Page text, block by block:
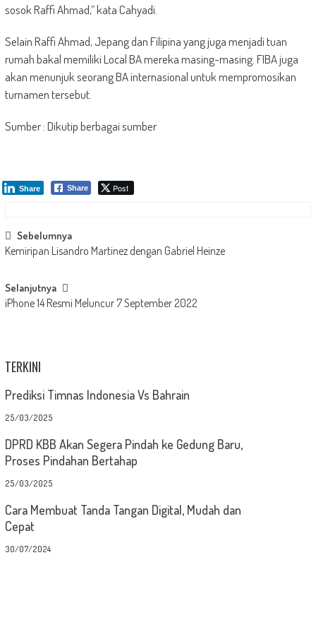
sosok Raffi Ahmad,” kata Cahyadi.
Selain Raffi Ahmad, Jepang dan Filipina yang juga menjadi tuan
rumah bakal memiliki Local BA mereka masing-masing. FIBA juga
akan menunjuk seorang BA internasional untuk mempromosikan
turnamen tersebut.
Sumber : Dikutip berbagai sumber
Share Post
Share
Post
navigation
Sebelumnya
Kemiripan Lisandro Martinez dengan Gabriel Heinze
Selanjutnya
iPhone 14 Resmi Meluncur 7 September 2022
TERKINI
Prediksi Timnas Indonesia Vs Bahrain
25/03/2025
DPRD KBB Akan Segera Pindah ke Gedung Baru,
Proses Pindahan Bertahap
25/03/2025
Cara Membuat Tanda Tangan Digital, Mudah dan
Cepat
30/07/2024